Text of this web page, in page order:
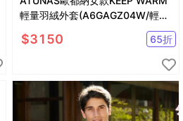
輕量羽絨外套(A6GAGZ04W/輕羽
$3150 65折